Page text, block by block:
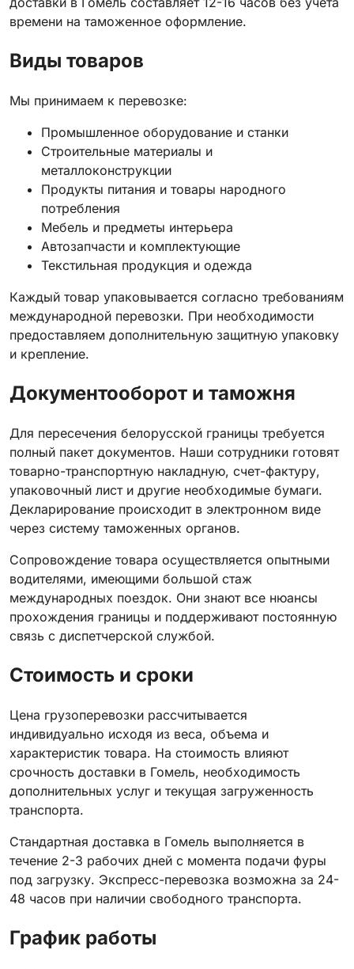
времени на таможенное оформление.
Виды товаров
Мы принимаем к перевозке:
Промышленное оборудование и станки
Строительные материалы и
металлоконструкции
Продукты питания и товары народного
потребления
Мебель и предметы интерьера
Автозапчасти и комплектующие
Текстильная продукция и одежда
Каждый товар упаковывается согласно требованиям
международной перевозки. При необходимости
предоставляем дополнительную защитную упаковку
и крепление.
Документооборот и таможня
Для пересечения белорусской границы требуется
полный пакет документов. Наши сотрудники готовят
товарно-транспортную накладную, счет-фактуру,
упаковочный лист и другие необходимые бумаги.
Декларирование происходит в электронном виде
через систему таможенных органов.
Сопровождение товара осуществляется опытными
водителями, имеющими большой стаж
международных поездок. Они знают все нюансы
прохождения границы и поддерживают постоянную
связь с диспетчерской службой.
Стоимость и сроки
Цена грузоперевозки рассчитывается
индивидуально исходя из веса, объема и
характеристик товара. На стоимость влияют
срочность доставки в Гомель, необходимость
дополнительных услуг и текущая загруженность
транспорта.
Стандартная доставка в Гомель выполняется в
течение 2-3 рабочих дней с момента подачи фуры
под загрузку. Экспресс-перевозка возможна за 24-
48 часов при наличии свободного транспорта.
График работы